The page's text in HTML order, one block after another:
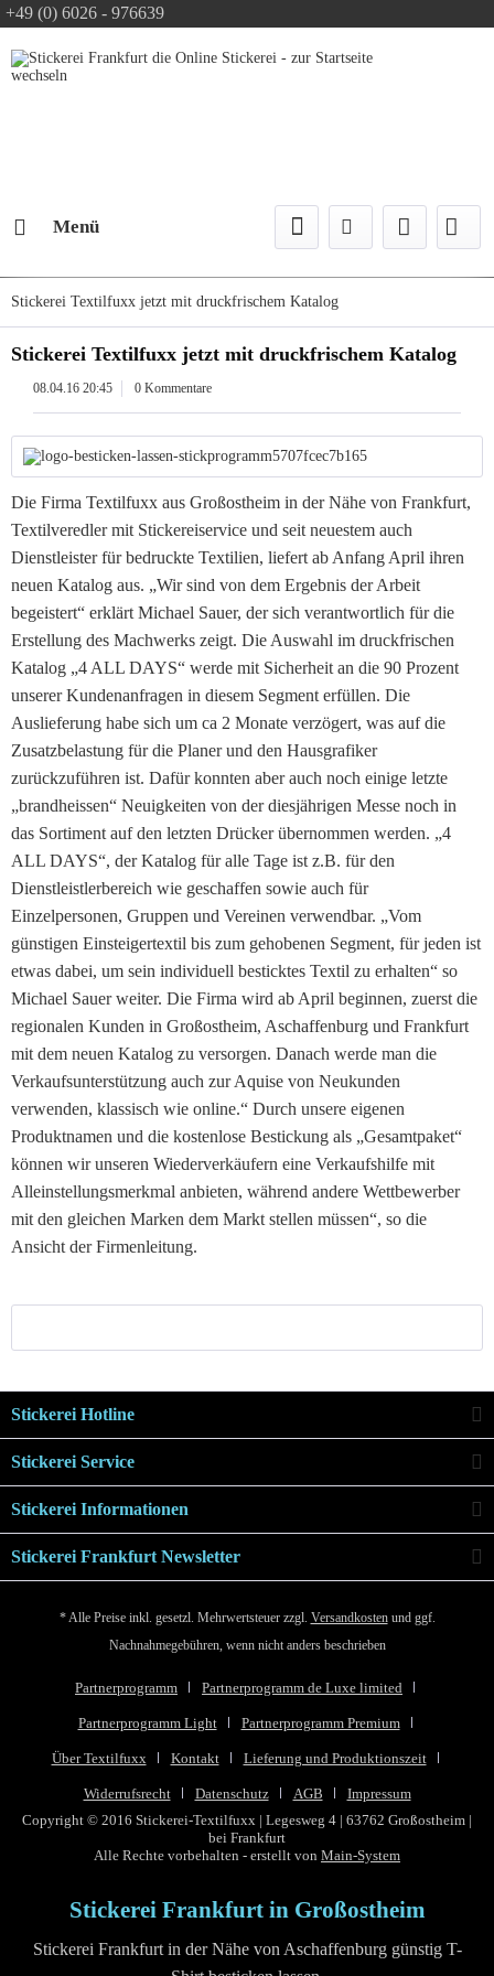
+49 (0) 6026 - 976639
Text-Logo kostenlos
Logo Konfiguration
Menü
Stickerei Textilfuxx jetzt mit druckfrischem Katalog
Stickerei Textilfuxx jetzt mit druckfrischem Katalog
08.04.16 20:45 0 Kommentare
Die Firma Textilfuxx aus Großostheim in der Nähe von Frankfurt,
Textilveredler mit Stickereiservice und seit neuestem auch
Dienstleister für bedruckte Textilien, liefert ab Anfang April ihren
neuen Katalog aus. „Wir sind von dem Ergebnis der Arbeit
begeistert“ erklärt Michael Sauer, der sich verantwortlich für die
Erstellung des Machwerks zeigt. Die Auswahl im druckfrischen
Katalog „4 ALL DAYS“ werde mit Sicherheit an die 90 Prozent
unserer Kundenanfragen in diesem Segment erfüllen. Die
Auslieferung habe sich um ca 2 Monate verzögert, was auf die
Zusatzbelastung für die Planer und den Hausgrafiker
zurückzuführen ist. Dafür konnten aber auch noch einige letzte
„brandheissen“ Neuigkeiten von der diesjährigen Messe noch in
das Sortiment auf den letzten Drücker übernommen werden. „4
ALL DAYS“, der Katalog für alle Tage ist z.B. für den
Dienstleistlerbereich wie geschaffen sowie auch für
Einzelpersonen, Gruppen und Vereinen verwendbar. „Vom
günstigen Einsteigertextil bis zum gehobenen Segment, für jeden ist
etwas dabei, um sein individuell besticktes Textil zu erhalten“ so
Michael Sauer weiter. Die Firma wird ab April beginnen, zuerst die
regionalen Kunden in Großostheim, Aschaffenburg und Frankfurt
mit dem neuen Katalog zu versorgen. Danach werde man die
Verkaufsunterstützung auch zur Aquise von Neukunden
verwenden, klassisch wie online.“ Durch unsere eigenen
Produktnamen und die kostenlose Bestickung als „Gesamtpaket“
können wir unseren Wiederverkäufern eine Verkaufshilfe mit
Alleinstellungsmerkmal anbieten, während andere Wettbewerber
mit den gleichen Marken dem Markt stellen müssen“, so die
Ansicht der Firmenleitung.
Stickerei Hotline
Stickerei Service
Stickerei Informationen
Stickerei Frankfurt Newsletter
* Alle Preise inkl. gesetzl. Mehrwertsteuer zzgl. Versandkostenund ggf.
Nachnahmegebühren, wenn nicht anders beschrieben
Partnerprogramm Partnerprogramm de Luxe limited
Partnerprogramm Light Partnerprogramm Premium
Über Textilfuxx Kontakt Lieferung und Produktionszeit
Widerrufsrecht Datenschutz AGB
Impressum
Copyright © 2016 Stickerei-Textilfuxx | Legesweg 4 | 63762 Großostheim |
bei Frankfurt
Alle Rechte vorbehalten - erstellt von Main-System
Stickerei Frankfurt in Großostheim
Stickerei Frankfurt in der Nähe von Aschaffenburg günstig T-